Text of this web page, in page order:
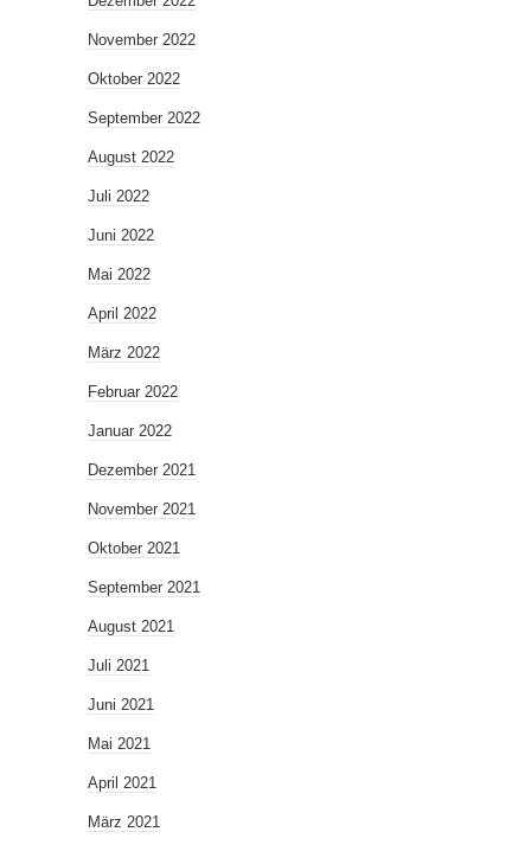
November 2022
Oktober 2022
September 2022
August 2022
Juli 2022
Juni 2022
Mai 2022
April 2022
März 2022
Februar 2022
Januar 2022
Dezember 2021
November 2021
Oktober 2021
September 2021
August 2021
Juli 2021
Juni 2021
Mai 2021
April 2021
März 2021